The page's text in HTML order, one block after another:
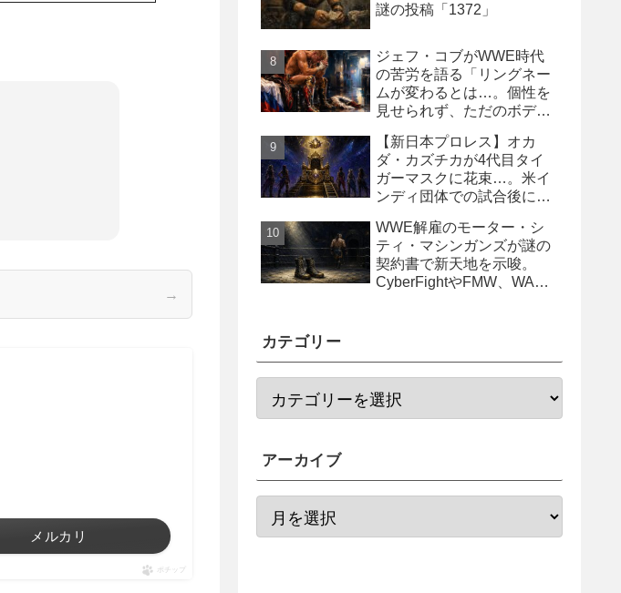
→
メルカリ
ポチップ
謎の投稿「1372」
ジェフ・コブがWWE時代
の苦労を語る「リングネー
ムが変わるとは…。個性を
見せられず、ただのボディ
【新日本プロレス】オカ
ダ・カズチカが4代目タイ
ガーマスクに花束…。米イ
ンディ団体での試合後にサ
WWE解雇のモーター・シ
ティ・マシンガンズが謎の
契約書で新天地を示唆。
CyberFightやFMW、WAR
カテゴリー
アーカイブ